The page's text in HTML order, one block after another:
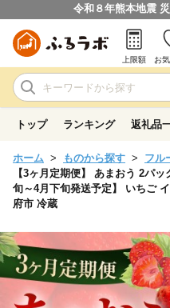
令和８年熊本地震
上限額 お
トップ ランキング 返礼品
ホーム ものから探す フル
【3ヶ月定期便】 あまおう 2パ
旬～4月下旬発送予定】 いちご
府市 冷蔵